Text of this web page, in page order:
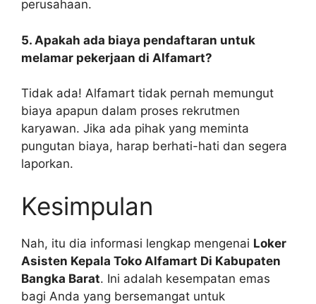
perusahaan.
5. Apakah ada biaya pendaftaran untuk
melamar pekerjaan di Alfamart?
Tidak ada! Alfamart tidak pernah memungut
biaya apapun dalam proses rekrutmen
karyawan. Jika ada pihak yang meminta
pungutan biaya, harap berhati-hati dan segera
laporkan.
Kesimpulan
Nah, itu dia informasi lengkap mengenai Loker
Asisten Kepala Toko Alfamart Di Kabupaten
Bangka Barat. Ini adalah kesempatan emas
bagi Anda yang bersemangat untuk